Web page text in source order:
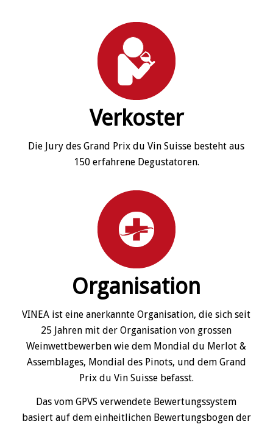
Verkoster
Die Jury des Grand Prix du Vin Suisse besteht aus
150 erfahrene Degustatoren.
Organisation
VINEA ist eine anerkannte Organisation, die sich seit
25 Jahren mit der Organisation von grossen
Weinwettbewerben wie dem Mondial du Merlot &
Assemblages, Mondial des Pinots, und dem Grand
Prix du Vin Suisse befasst.
Das vom GPVS verwendete Bewertungssystem
basiert auf dem einheitlichen Bewertungsbogen der